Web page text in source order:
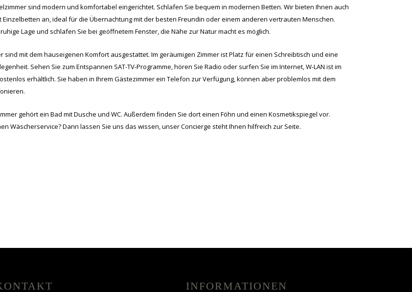
sind modern und komfortabel eingerichtet. Schlafen Sie bequem in modernen Betten. Wir bieten Ihnen auch
Einzelbetten an, ideal für die Übernachtung mit der besten Freundin oder einem anderen vertrauten Menschen.
Lage und schlafen Sie bei geöffnetem Fenster, die Nähe zur Natur macht es möglich.
sind mit dem hauseigenen Komfort ausgestattet. Im geräumigen Zimmer ist Platz für einen Schreibtisch und eine
Sehen Sie zum Entspannen SAT-TV-Programme, hören Sie Radio oder surfen Sie im Internet, W-LAN ist im
erhältlich. Sie haben in Ihrem Gästezimmer ein Telefon zur Verfügung, können aber problemlos mit dem
gehört ein Bad mit Dusche und WC. Außerdem finden Sie dort einen Föhn und einen Kosmetikspiegel vor.
Wäscherservice? Dann lassen Sie uns das wissen, unser Concierge steht Ihnen hilfreich zur Seite.
INFORMATIONEN